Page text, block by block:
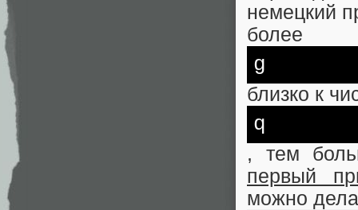
немецкий
более
g
близко к
q
, тем
первый
можно